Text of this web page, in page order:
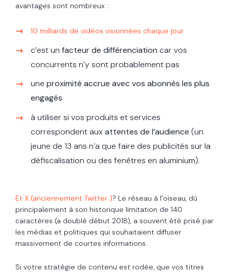
avantages sont nombreux :
10 milliards de vidéos visionnées chaque jour
c’est un facteur de différenciation car vos
concurrents n’y sont probablement pas
une proximité accrue avec vos abonnés les plus
engagés
à utiliser si vos produits et services
correspondent aux attentes de l’audience (un
jeune de 13 ans n’a que faire des publicités sur la
défiscalisation ou des fenêtres en aluminium).
Et X (anciennement Twitter )? Le réseau à l’oiseau, dû
principalement à son historique limitation de 140
caractères (a doublé début 2018), a souvent été prisé par
les médias et politiques qui souhaitaient diffuser
massivement de courtes informations.
Si votre stratégie de contenu est rodée, que vos titres